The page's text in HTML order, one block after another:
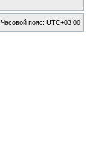
Часовой пояс: UTC+03:00